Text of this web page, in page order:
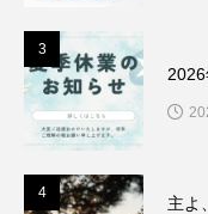
3
4
主よ